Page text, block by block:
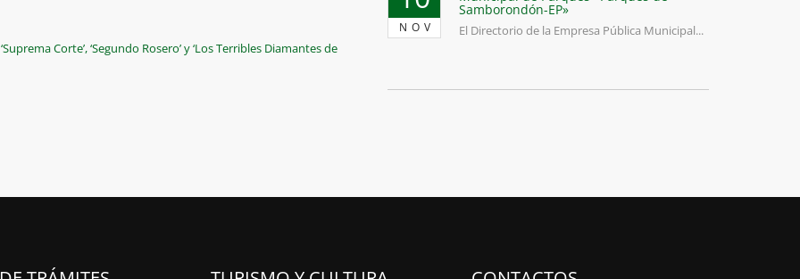
Corte’, ‘Segundo Rosero’ y ‘Los Terribles Diamantes de
NOV
Samborondón-EP»
El Directorio de la Empresa Pública Municipal...